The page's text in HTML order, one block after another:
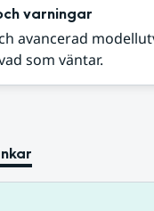
varningar
avancerad
som väntar.